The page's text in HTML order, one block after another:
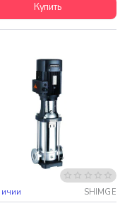
Купить
доставка SHIMGE